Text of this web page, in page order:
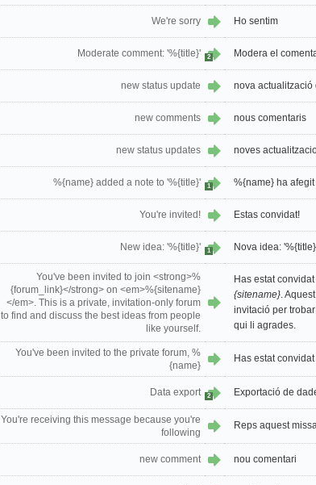
We're sorry Ho sentim
Moderate comment: '%{title}' 2 Modera el
new status update nova actualització
new comments nous comentaris
new status updates noves
%{name} added a note to '%{title}' 1 %{name} ha
You're invited! Estas convidat!
New idea: '%{title}' 1 Nova idea:
You've been invited to join <strong>%
{forum_link}</strong> on <em>%{sitename}
</em>. This is a private, invitation-only forum
to find and discuss the best ideas from people
like yourself.
Has estat
{sitename}.
invitació per
qui li agrades.
You've been invited to the private forum, %
{name}
Has estat
Data export 2 Exportació de
You're receiving this message because you're
following
Reps aquest
new comment nou comentari